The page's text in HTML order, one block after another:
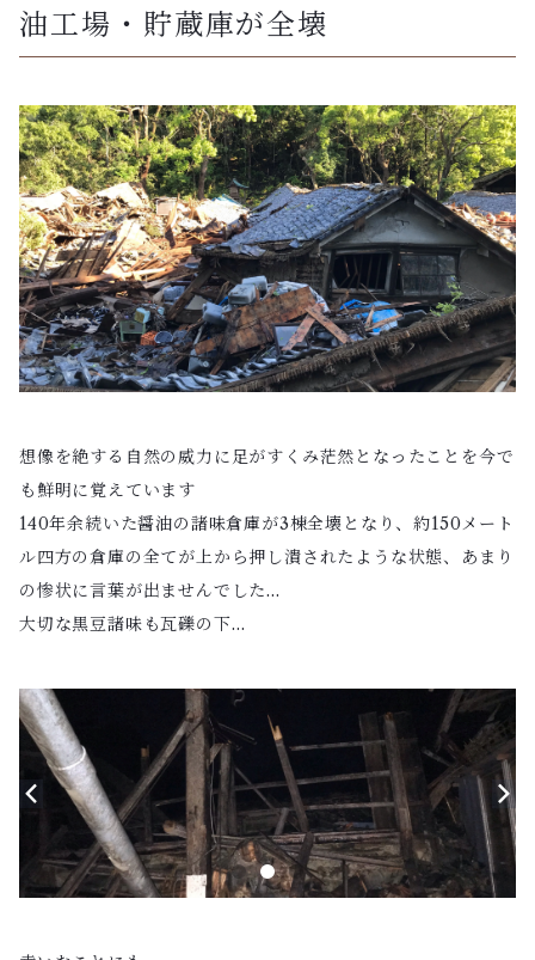
油工場・貯蔵庫が全壊
想像を絶する自然の威力に足がすくみ茫然となったことを今で
も鮮明に覚えています
140年余続いた醤油の諸味倉庫が3棟全壊となり、約150メート
ル四方の倉庫の全てが上から押し潰されたような状態、あまり
の惨状に言葉が出ませんでした…
大切な黒豆諸味も瓦礫の下…